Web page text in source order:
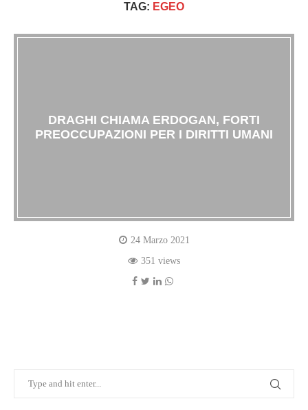
TAG: EGEO
DRAGHI CHIAMA ERDOGAN, FORTI
PREOCCUPAZIONI PER I DIRITTI UMANI
24 Marzo 2021
351 views